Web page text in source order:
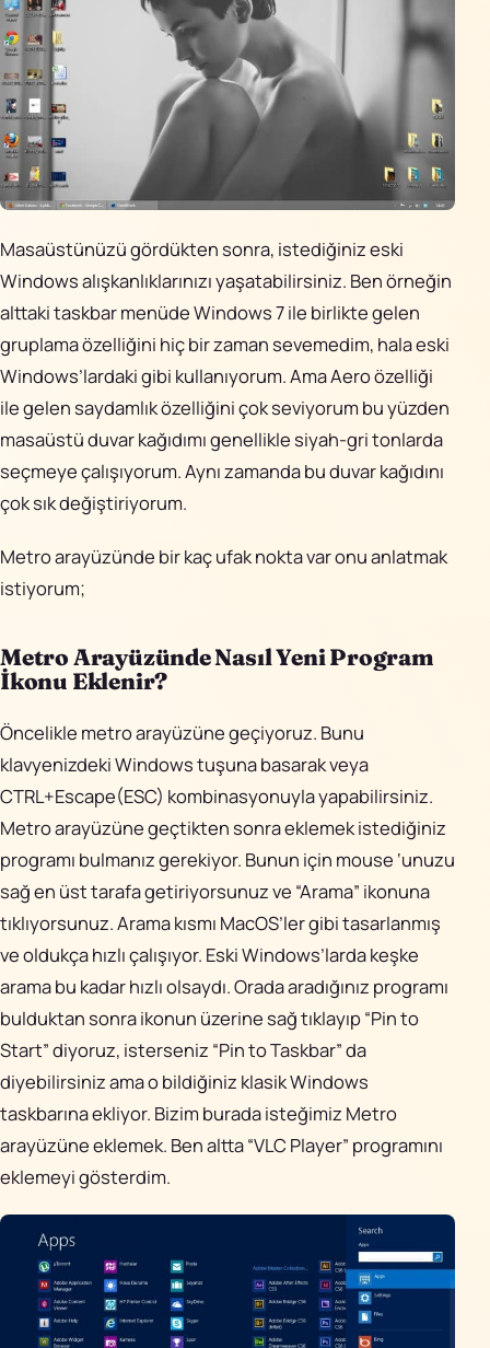
Masaüstünüzü gördükten sonra, istediğiniz eski
Windows alışkanlıklarınızı yaşatabilirsiniz. Ben örneğin
alttaki taskbar menüde Windows 7 ile birlikte gelen
gruplama özelliğini hiç bir zaman sevemedim, hala eski
Windows’lardaki gibi kullanıyorum. Ama Aero özelliği
ile gelen saydamlık özelliğini çok seviyorum bu yüzden
masaüstü duvar kağıdımı genellikle siyah-gri tonlarda
seçmeye çalışıyorum. Aynı zamanda bu duvar kağıdını
çok sık değiştiriyorum.
Metro arayüzünde bir kaç ufak nokta var onu anlatmak
istiyorum;
Metro Arayüzünde Nasıl Yeni Program
İkonu Eklenir?
Öncelikle metro arayüzüne geçiyoruz. Bunu
klavyenizdeki Windows tuşuna basarak veya
CTRL+Escape(ESC) kombinasyonuyla yapabilirsiniz.
Metro arayüzüne geçtikten sonra eklemek istediğiniz
programı bulmanız gerekiyor. Bunun için mouse ‘unuzu
sağ en üst tarafa getiriyorsunuz ve “Arama” ikonuna
tıklıyorsunuz. Arama kısmı MacOS’ler gibi tasarlanmış
ve oldukça hızlı çalışıyor. Eski Windows’larda keşke
arama bu kadar hızlı olsaydı. Orada aradığınız programı
bulduktan sonra ikonun üzerine sağ tıklayıp “Pin to
Start” diyoruz, isterseniz “Pin to Taskbar” da
diyebilirsiniz ama o bildiğiniz klasik Windows
taskbarına ekliyor. Bizim burada isteğimiz Metro
arayüzüne eklemek. Ben altta “VLC Player” programını
eklemeyi gösterdim.